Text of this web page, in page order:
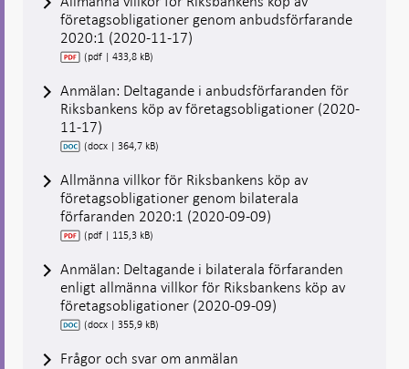
företagsobligationer genom anbudsförfarande
2020:1 (2020-11-17)
(pdf | 433,8 kB)
Anmälan: Deltagande i anbudsförfaranden för
Riksbankens köp av företagsobligationer (2020-
11-17)
(docx | 364,7 kB)
Allmänna villkor för Riksbankens köp av
företagsobligationer genom bilaterala
förfaranden 2020:1 (2020-09-09)
(pdf | 115,3 kB)
Anmälan: Deltagande i bilaterala förfaranden
enligt allmänna villkor för Riksbankens köp av
företagsobligationer (2020-09-09)
(docx | 355,9 kB)
Frågor och svar om anmälan